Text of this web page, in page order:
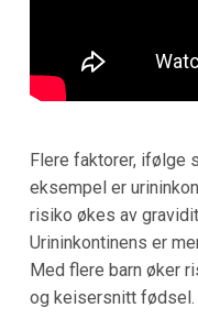
Flere faktorer, ifølge
eksempel er
risiko økes av
Urininkontinens er
Med flere barn øker
og keisersnitt fødsel.